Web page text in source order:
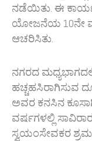
ನಡೆಯಿತು. ಈ
ಯೋಜನೆಯ 10ನೇ
ಆಚರಿಸಿತು.
ನಗರದ
ಹಚ್ಚಹಸಿರಾಗಿಸುವ
ಅವರ ಕನಸಿನ
ವರ್ಷಗಳಲ್ಲಿ
ಸ್ವಯಂಸೇವಕರ